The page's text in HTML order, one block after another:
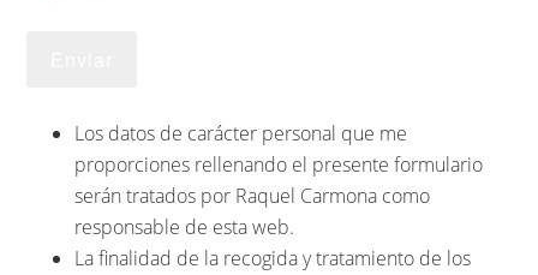
Los datos de carácter personal que me
proporciones rellenando el presente formulario
serán tratados por Raquel Carmona como
responsable de esta web.
La finalidad de la recogida y tratamiento de los